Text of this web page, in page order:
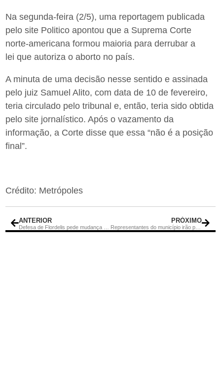
Na segunda-feira (2/5), uma reportagem publicada
pelo site Politico apontou que a Suprema Corte
norte-americana formou maioria para derrubar a
lei que autoriza o aborto no país.
A minuta de uma decisão nesse sentido e assinada
pelo juiz Samuel Alito, com data de 10 de fevereiro,
teria circulado pelo tribunal e, então, teria sido obtida
pelo site jornalístico. Após o vazamento da
informação, a Corte disse que essa “não é a posição
final”.
Crédito: Metrópoles
ANTERIOR PRÓXIMO
Representantes do município irão participar de cursos de relações internacionais